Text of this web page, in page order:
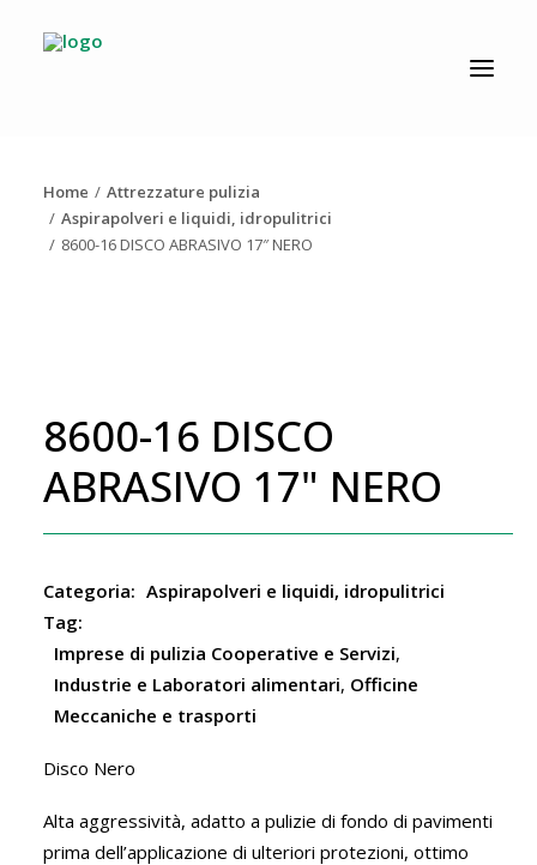
AZIENDA
NEWS
Ricerca
Home
Attrezzature pulizia
Aspirapolveri e liquidi, idropulitrici
8600-16 DISCO ABRASIVO 17″ NERO
8600-16 DISCO
ABRASIVO 17" NERO
Categoria: Aspirapolveri e liquidi, idropulitrici
Tag:
Imprese di pulizia Cooperative e Servizi,
Industrie e Laboratori alimentari, Officine
Meccaniche e trasporti
Disco Nero
Alta aggressività, adatto a pulizie di fondo di pavimenti
prima dell’applicazione di ulteriori protezioni, ottimo